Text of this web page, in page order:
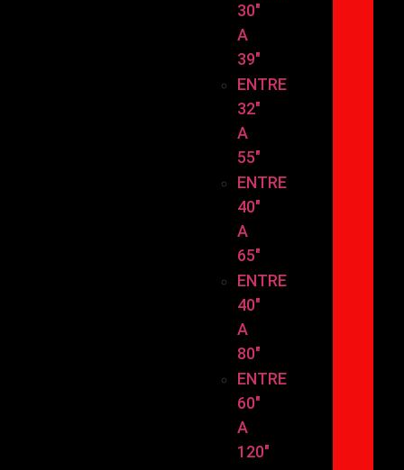
30″
A
39″
ENTRE
32″
A
55″
ENTRE
40″
A
65″
ENTRE
40″
A
80″
ENTRE
60″
A
120″